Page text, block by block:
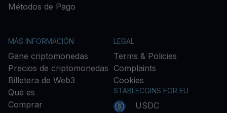
Métodos de Pago
MÁS INFORMACIÓN
Gane criptomonedas
Precios de criptomonedas
Billetera de Web3
Qué es
Comprar
LEGAL
Terms & Policies
Complaints
Cookies
STABLECOINS FOR EU
USDC